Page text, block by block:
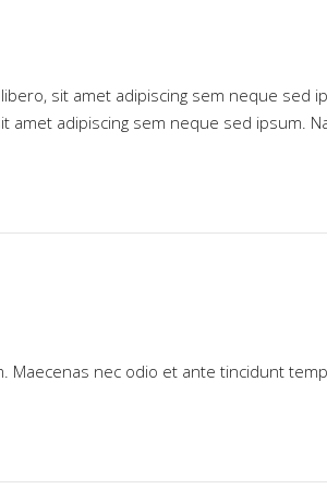
sit amet adipiscing sem neque sed
adipiscing sem neque sed ipsum.
Maecenas nec odio et ante tincidunt